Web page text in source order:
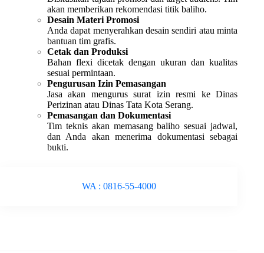
akan memberikan rekomendasi titik baliho.
Desain Materi Promosi
Anda dapat menyerahkan desain sendiri atau minta
bantuan tim grafis.
Cetak dan Produksi
Bahan flexi dicetak dengan ukuran dan kualitas
sesuai permintaan.
Pengurusan Izin Pemasangan
Jasa akan mengurus surat izin resmi ke Dinas
Perizinan atau Dinas Tata Kota Serang.
Pemasangan dan Dokumentasi
Tim teknis akan memasang baliho sesuai jadwal,
dan Anda akan menerima dokumentasi sebagai
bukti.
WA : 0816-55-4000